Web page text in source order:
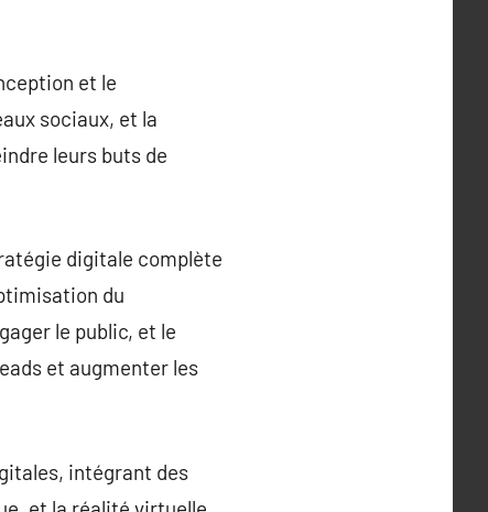
et le
sociaux, et la
leurs buts de
digitale complète
du
le public, et le
et augmenter les
intégrant des